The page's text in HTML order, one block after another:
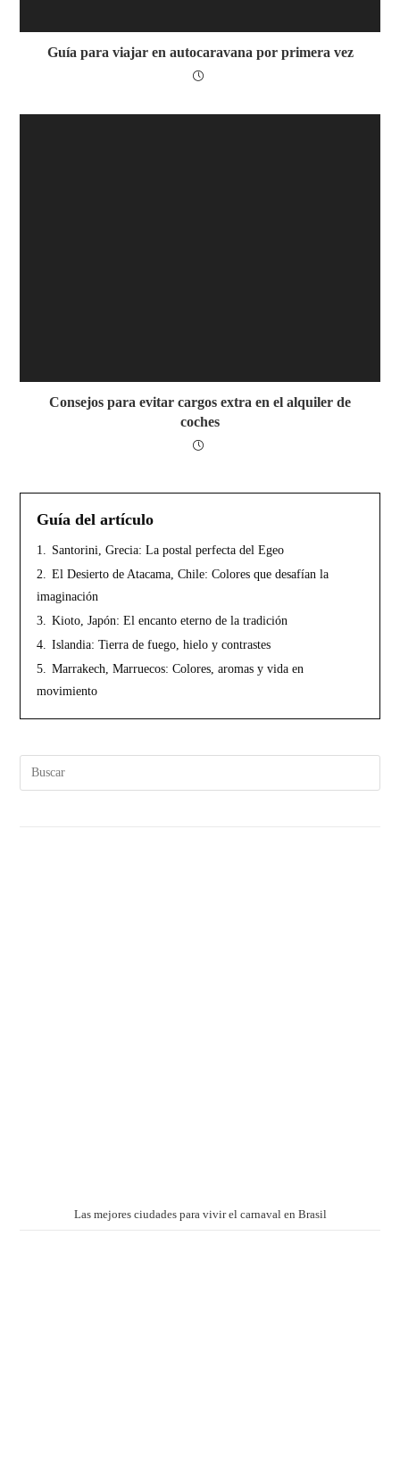
Guía para viajar en autocaravana por primera vez
Consejos para evitar cargos extra en el alquiler de
coches
Guía del artículo
1.
Santorini, Grecia: La postal perfecta del Egeo
2.
El Desierto de Atacama, Chile: Colores que desafían la
imaginación
3.
Kioto, Japón: El encanto eterno de la tradición
4.
Islandia: Tierra de fuego, hielo y contrastes
5.
Marrakech, Marruecos: Colores, aromas y vida en
movimiento
Las mejores ciudades para vivir el carnaval en Brasil